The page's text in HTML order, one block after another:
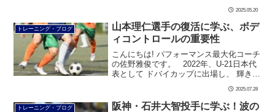
四球2、 奪三振1という結果でした。 &n
[…]
2025.05.20
トレーニング・ブログ
山本理仁選手の復活に学ぶ、ボデ
ィコントロールの重要性
こんにちは! パフォーマンス最大化コーチ
の佐野雅俊です。 2022年、U-21日本代
表として ドバイカップに出場し、 輝きを
2025.07.28
トレーニング・ブログ
阪神・石井大智投手に学ぶ！波の